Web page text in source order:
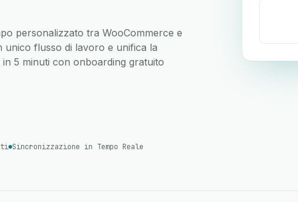
personalizzato tra WooCommerce e
unico flusso di lavoro e unifica la
5 minuti con onboarding gratuito
Sincronizzazione in Tempo Reale